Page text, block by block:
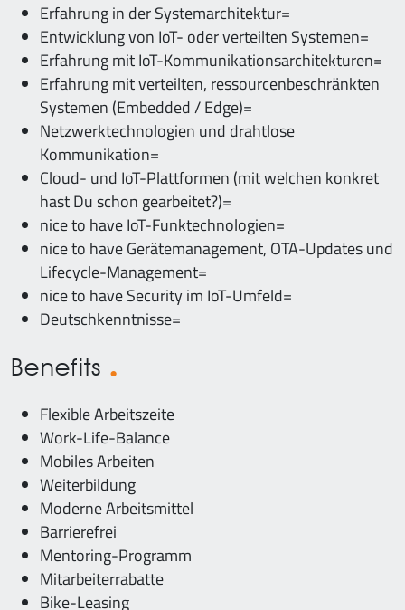
Erfahrung in der Systemarchitektur=
Entwicklung von IoT- oder verteilten Systemen=
Erfahrung mit IoT-Kommunikationsarchitekturen=
Erfahrung mit verteilten, ressourcenbeschränkten
Systemen (Embedded / Edge)=
Netzwerktechnologien und drahtlose
Kommunikation=
Cloud- und IoT-Plattformen (mit welchen konkret
hast Du schon gearbeitet?)=
nice to have IoT-Funktechnologien=
nice to have Gerätemanagement, OTA-Updates und
Lifecycle-Management=
nice to have Security im IoT-Umfeld=
Deutschkenntnisse=
Benefits
Flexible Arbeitszeite
Work-Life-Balance
Mobiles Arbeiten
Weiterbildung
Moderne Arbeitsmittel
Barrierefrei
Mentoring-Programm
Mitarbeiterrabatte
Bike-Leasing